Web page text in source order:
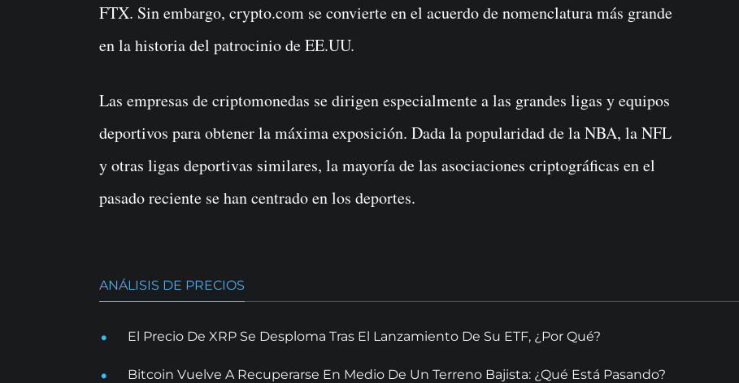
FTX. Sin embargo, crypto.com se convierte en el acuerdo de nomenclatura más grande
en la historia del patrocinio de EE.UU.
Las empresas de criptomonedas se dirigen especialmente a las grandes ligas y equipos
deportivos para obtener la máxima exposición. Dada la popularidad de la NBA, la NFL
y otras ligas deportivas similares, la mayoría de las asociaciones criptográficas en el
pasado reciente se han centrado en los deportes.
ANÁLISIS DE PRECIOS
El Precio De XRP Se Desploma Tras El Lanzamiento De Su ETF, ¿Por Qué?
Bitcoin Vuelve A Recuperarse En Medio De Un Terreno Bajista: ¿Qué Está Pasando?